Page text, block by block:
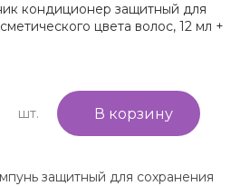
кондиционер защитный для
цвета волос, 12 мл +
шт. В корзину
защитный для сохранения